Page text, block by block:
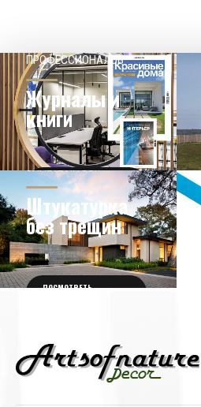
ПРОФЕССИОНАЛОВ
Журналы и
книги
НОВОСТИ ИЗ МИРА
ДИЗАЙНА
ЗНАЕТЕ ЛИ ВЫ?
Штукатурка
без трещин
ПОСМОТРЕТЬ